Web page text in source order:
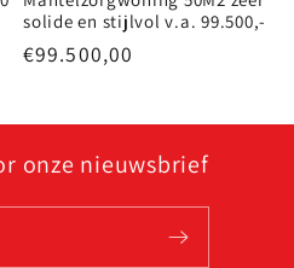
solide en stijlvol v.a. 99.500,-
Normale
€99.500,00
onze nieuwsbrief